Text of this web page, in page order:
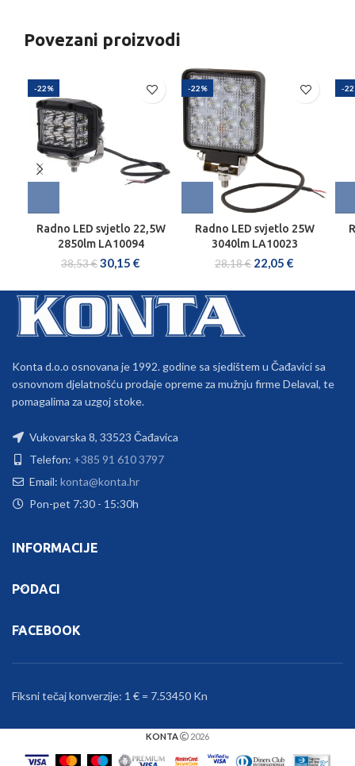
Povezani proizvodi
-22%
Radno LED svjetlo 22,5W
2850lm LA10094
38,53€30,15 €
-22%
Radno LED svjetlo 25W
3040lm LA10023
28,18€ 22,05 €
-
Konta d.o.o osnovana je 1992. godine sa sjedištem u Čađavici sa
osnovnom djelatnošću prodaje opreme za mužnju firme Delaval, te
pomagalima za uzgoj stoke.
Vukovarska 8, 33523 Čađavica
Telefon: +385 91 610 3797
Email: konta@konta.hr
Pon-pet 7:30 - 15:30h
INFORMACIJE
PODACI
FACEBOOK
Fiksni tečaj konverzije: 1 € = 7.53450 Kn
KONTA 2026